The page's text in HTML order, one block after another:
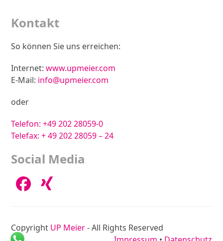
Kontakt
So können Sie uns erreichen:
Internet:www.upmeier.com
E-Mail: info@upmeier.com
oder
Telefon:+49 202 28059-0
Telefax: + 49 202 28059 – 24
Social Media
Facebook
Xing
Copyright UP Meier- All Rights Reserved